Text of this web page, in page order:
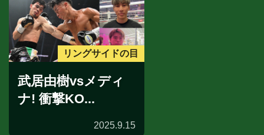
リングサイドの目
武居由樹vsメディ
ナ! 衝撃KO...
2025.9.15